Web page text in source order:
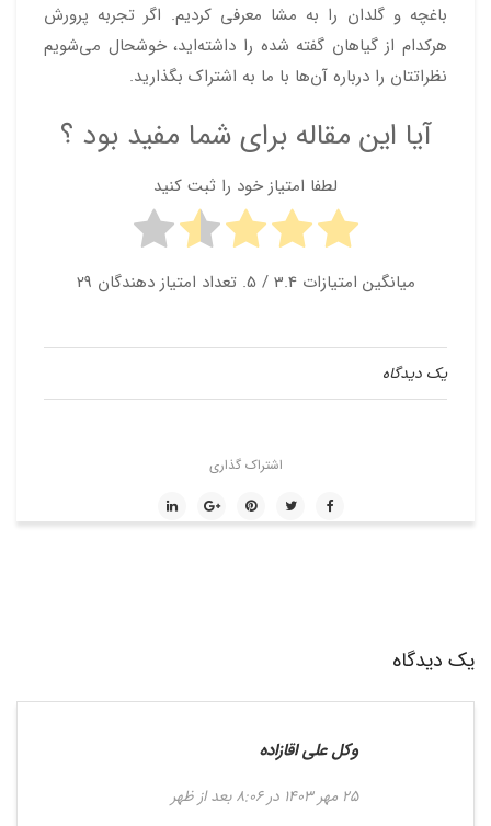
باغچه و گلدان را به مشا معرفی کردیم. اگر تجربه پرورش
هرکدام از گیاهان گفته شده را داشته‌اید، خوشحال می‌شویم
نظراتتان را درباره آن‌ها با ما به اشتراک بگذارید.
آیا این مقاله برای شما مفید بود ؟
لطفا امتیاز خود را ثبت کنید
میانگین امتیازات3.4 / 5. تعداد امتیاز دهندگان 29
یک دیدگاه
اشتراک گذاری
یک دیدگاه
وکل علی اقازاده
25 مهر 1403 در 8:06 بعد از ظهر